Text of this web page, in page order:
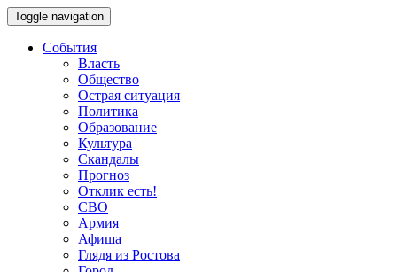
Toggle navigation
События
Власть
Общество
Острая ситуация
Политика
Образование
Культура
Скандалы
Прогноз
Отклик есть!
СВО
Армия
Афиша
Глядя из Ростова